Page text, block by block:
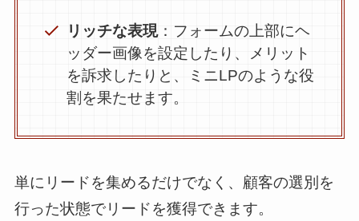
リッチな表現：フォームの上部にヘ
ッダー画像を設定したり、メリット
を訴求したりと、ミニLPのような役
割を果たせます。
単にリードを集めるだけでなく、顧客の選別を
行った状態でリードを獲得できます。